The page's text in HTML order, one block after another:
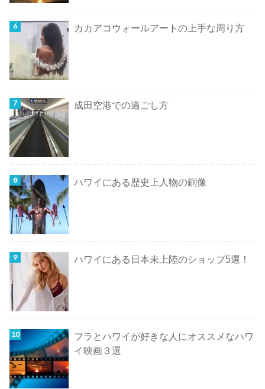
カカアコウォールアートの上手な周り方
成田空港での過ごし方
ハワイにある歴史上人物の銅像
ハワイにある日本未上陸のショップ5選！
フラとハワイが好きな人にオススメなハワ
イ映画３選